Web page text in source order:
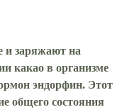
и заряжают на
какао в организме
эндорфин. Этот
общего состояния